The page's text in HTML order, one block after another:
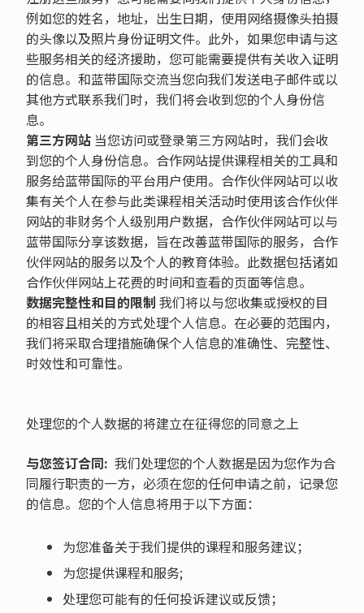
例如您的姓名，地址，出生日期，使用网络摄像头拍摄
的头像以及照片身份证明文件。此外，如果您申请与这
些服务相关的经济援助，您可能需要提供有关收入证明
的信息。和蓝带国际交流当您向我们发送电子邮件或以
其他方式联系我们时，我们将会收到您的个人身份信
息。
第三方网站当您访问或登录第三方网站时，我们会收
到您的个人身份信息。合作网站提供课程相关的工具和
服务给蓝带国际的平台用户使用。合作伙伴网站可以收
集有关个人在参与此类课程相关活动时使用该合作伙伴
网站的非财务个人级别用户数据，合作伙伴网站可以与
蓝带国际分享该数据，旨在改善蓝带国际的服务，合作
伙伴网站的服务以及个人的教育体验。此数据包括诸如
合作伙伴网站上花费的时间和查看的页面等信息。
数据完整性和目的限制 我们将以与您收集或授权的目
的相容且相关的方式处理个人信息。在必要的范围内，
我们将采取合理措施确保个人信息的准确性、完整性、
时效性和可靠性。
处理您的个人数据的将建立在征得您的同意之上
与您签订合同: 我们处理您的个人数据是因为您作为合
同履行职责的一方，必须在您的任何申请之前，记录您
的信息。您的个人信息将用于以下方面：
为您准备关于我们提供的课程和服务建议；
为您提供课程和服务;
处理您可能有的任何投诉建议或反馈；